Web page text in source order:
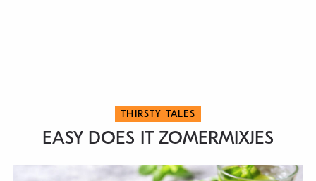
THIRSTY TALES
EASY DOES IT ZOMERMIXJES